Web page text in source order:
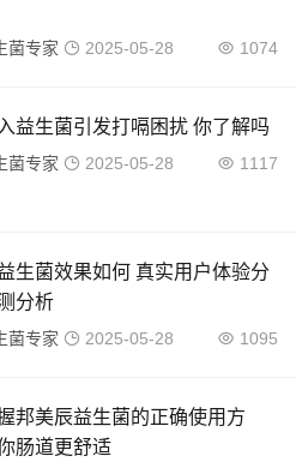
菌专家 2025-05-28 1074
益生菌引发打嗝困扰 你了解吗
菌专家 2025-05-28 1117
生菌效果如何 真实用户体验分
分析
菌专家 2025-05-28 1095
邦美辰益生菌的正确使用方
肠道更舒适